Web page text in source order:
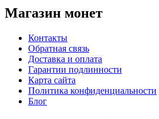
Магазин монет
Контакты
Обратная связь
Доставка и оплата
Гарантии подлинности
Карта сайта
Политика конфиденциальности
Блог